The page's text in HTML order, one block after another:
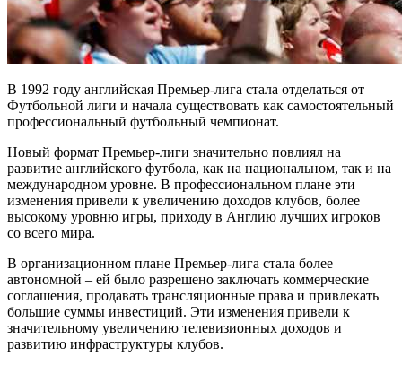
В 1992 году английская Премьер-лига стала отделаться от
Футбольной лиги и начала существовать как самостоятельный
профессиональный футбольный чемпионат.
Новый формат Премьер-лиги значительно повлиял на
развитие английского футбола, как на национальном, так и на
международном уровне. В профессиональном плане эти
изменения привели к увеличению доходов клубов, более
высокому уровню игры, приходу в Англию лучших игроков
со всего мира.
В организационном плане Премьер-лига стала более
автономной – ей было разрешено заключать коммерческие
соглашения, продавать трансляционные права и привлекать
большие суммы инвестиций. Эти изменения привели к
значительному увеличению телевизионных доходов и
развитию инфраструктуры клубов.